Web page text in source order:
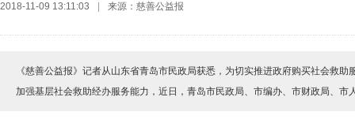
2018-11-09 13:11:03 来源：慈善公益报
《慈善公益报》记者从山东省青岛市民政局获悉，为切实推进政府购买社会救
加强基层社会救助经办服务能力，近日，青岛市民政局、市编办、市财政局、市